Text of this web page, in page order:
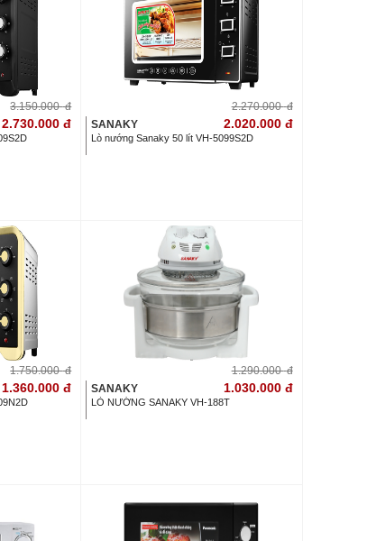
3.150.000 đ
2.730.000 đ
2.270.000 đ
SANAKY
2.020.000 đ
Lò nướng Sanaky 50 lít VH-5099S2D
1.750.000 đ
1.360.000 đ
1.290.000 đ
SANAKY
1.030.000 đ
LÒ NƯỚNG SANAKY VH-188T